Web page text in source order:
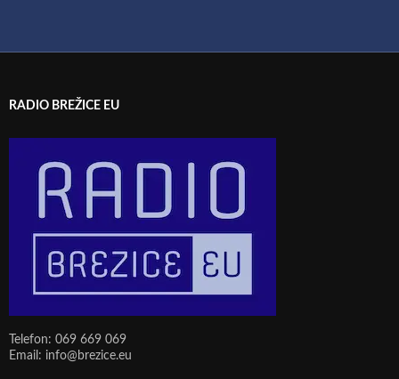
RADIO BREŽICE EU
Telefon: 069 669 069
Email: info@brezice.eu